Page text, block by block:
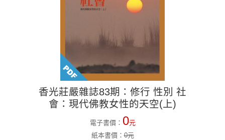
香光莊嚴雜誌83期：修行 性別 社
會：現代佛教女性的天空(上)
電子書價： 0元
紙本書價：0元